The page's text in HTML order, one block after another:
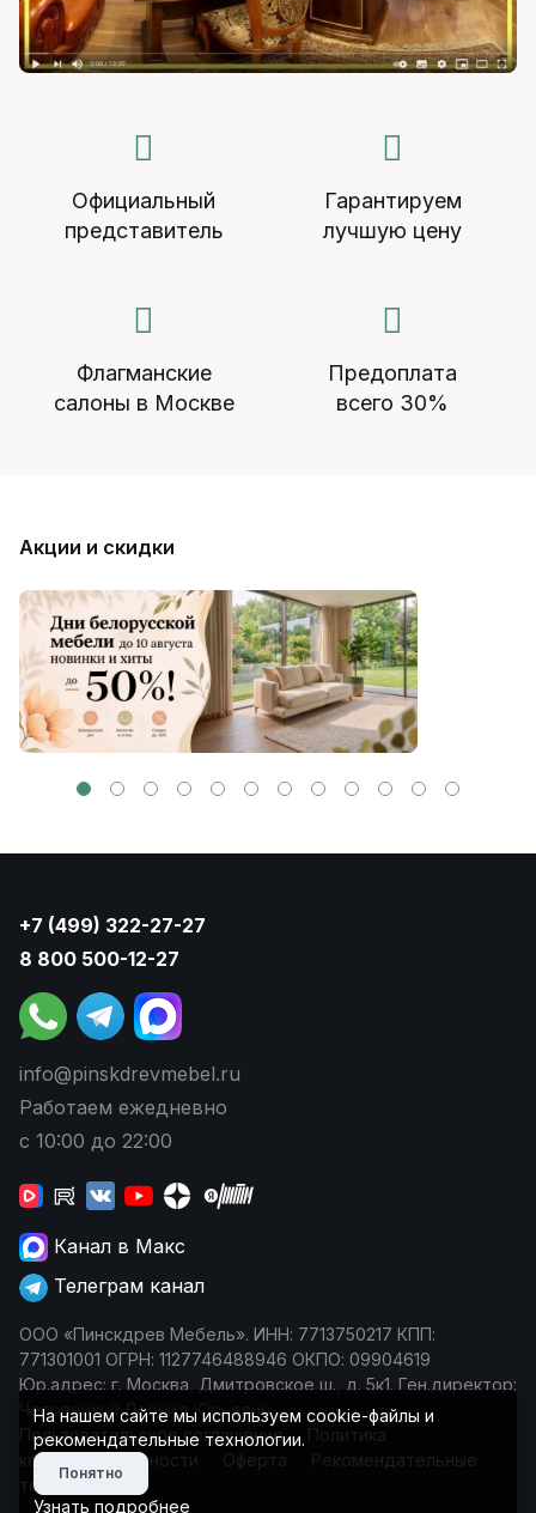
Официальный
представитель
Гарантируем
лучшую цену
Флагманские
салоны в Москве
Предоплата
всего 30%
Акции и скидки
+7 (499) 322-27-27
8 800 500-12-27
info@pinskdrevmebel.ru
Работаем ежедневно
с 10:00 до 22:00
Канал в Макс
Телеграм канал
ООО «Пинскдрев Мебель». ИНН: 7713750217 КПП:
771301001 ОГРН: 1127746488946 ОКПО: 09904619
Юр.адрес: г. Москва, Дмитровское ш., д. 5к1. Ген.директор:
Чеповецкий Леонид Юрьевич
Пользовательское соглашение
Политика
конфиденциальности
Оферта
Рекомендательные
технологии
На нашем сайте мы используем cookie-файлы и
рекомендательные технологии.
Понятно
Узнать подробнее